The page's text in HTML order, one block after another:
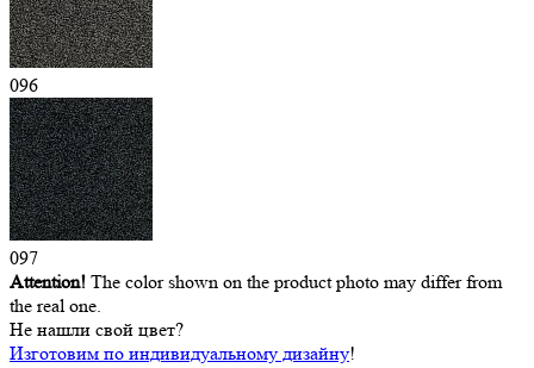
096
097
Attention! The color shown on the product photo may differ from
the real one.
Не нашли свой цвет?
Изготовим по индивидуальному дизайну!